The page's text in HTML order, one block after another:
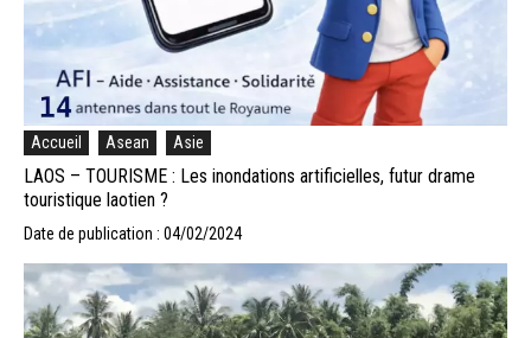
Accueil Asean Asie
LAOS – TOURISME : Les inondations artificielles, futur drame
touristique laotien ?
Date de publication : 04/02/2024